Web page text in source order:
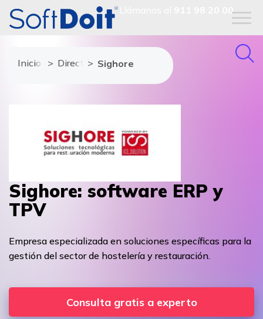
911 98 20 00
Inicio Directorio de proveedores
Sighore
Sighore: software ERP y
TPV
Empresa especializada en soluciones específicas para la
gestión del sector de hostelería y restauración.
Consulta gratis a experto